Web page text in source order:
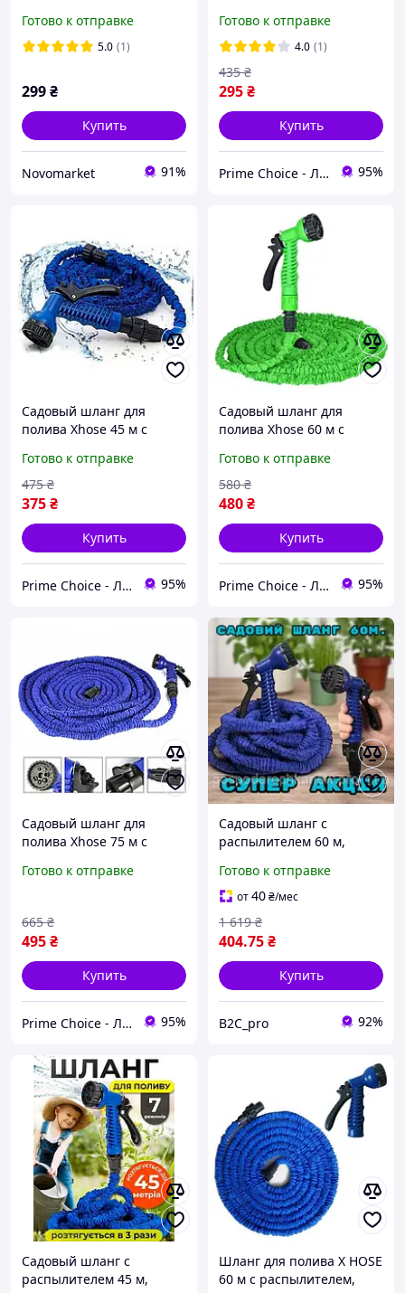
с распылителем
Готово к отправке
5.0 (1)
299₴
Купить
Novomarket 91%
Поливочные
растягивающиеся
шланги Хосе
Готово к отправке
4.0 (1)
295₴
435 ₴
Купить
Prime Choice - Лучший выбор 95%
Садовый шланг для
полива Xhose 45 м с
Поливочные
растягивающиеся
шланги Хосе 3/4
Готово к отправке
375₴
475 ₴
Купить
Prime Choice - Лучший выбор 95%
Садовый шланг для
полива Xhose 60 м с
Поливочные
растягивающиеся
шланги Хосе 3/4
Готово к отправке
480₴
580 ₴
Купить
Prime Choice - Лучший выбор 95%
Садовый шланг для
полива Xhose 75 м с
Поливочные
шланги Хосе 3/4
Готово к отправке
495₴
665 ₴
Купить
Prime Choice - Лучший выбор 95%
Садовый шланг с
распылителем 60 м,
поливочный шланг 60 м
drop
Готово к отправке
от40₴/мес
404.75₴
1 619 ₴
Купить
B2C_pro 92%
Садовый шланг с
распылителем 45 м,
Шланг для полива X HOSE
60 м с распылителем,